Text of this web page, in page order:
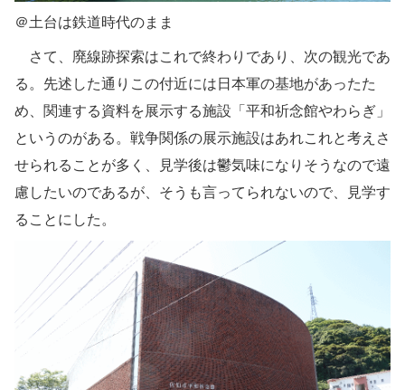
＠土台は鉄道時代のまま
さて、廃線跡探索はこれで終わりであり、次の観光であ
る。先述した通りこの付近には日本軍の基地があったた
め、関連する資料を展示する施設「平和祈念館やわらぎ」
というのがある。戦争関係の展示施設はあれこれと考えさ
せられることが多く、見学後は鬱気味になりそうなので遠
慮したいのであるが、そうも言ってられないので、見学す
ることにした。